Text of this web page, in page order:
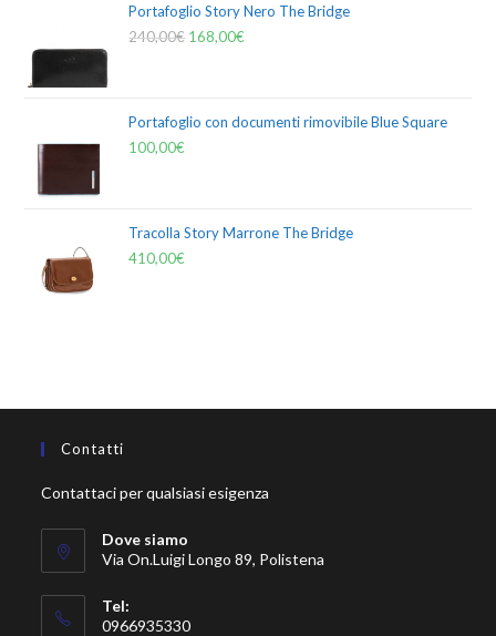
Portafoglio Story Nero The Bridge
240,00€ 168,00€
Portafoglio con documenti rimovibile Blue Square
100,00€
Tracolla Story Marrone The Bridge
410,00€
Contatti
Contattaci per qualsiasi esigenza
Dove siamo
Via On.Luigi Longo 89, Polistena
Tel:
0966935330